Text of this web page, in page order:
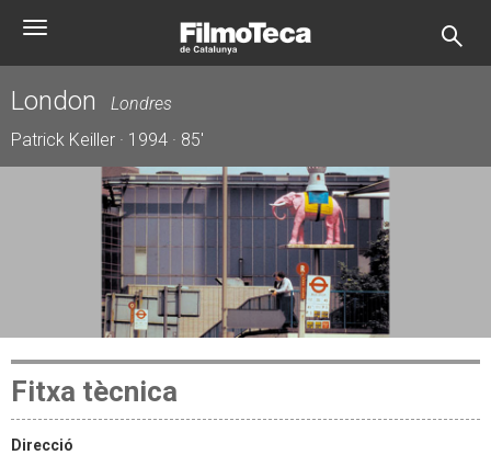
Toggle
London
Londres
Patrick Keiller · 1994 · 85'
Fitxa tècnica
Direcció